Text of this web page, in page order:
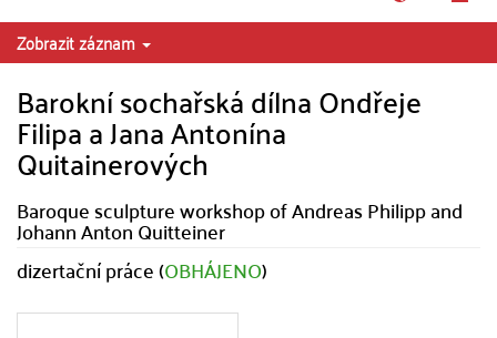
Zobrazit záznam
Barokní sochařská dílna Ondřeje
Filipa a Jana Antonína
Quitainerových
Baroque sculpture workshop of Andreas Philipp and
Johann Anton Quitteiner
dizertační práce (OBHÁJENO)